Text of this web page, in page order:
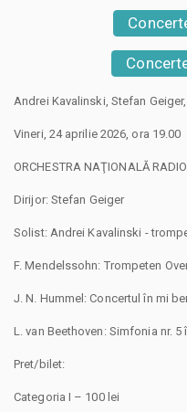
Andrei Kavalinski, Stefan Geiger,
Vineri, 24 aprilie 2026, ora 19.00
ORCHESTRA NAŢIONALĂ RADIO
Dirijor: Stefan Geiger
Solist: Andrei Kavalinski -
F. Mendelssohn: Trompeten
J. N. Hummel: Concertul în mi
L. van Beethoven: Simfonia nr.
Pret/bilet:
Categoria I – 100 lei